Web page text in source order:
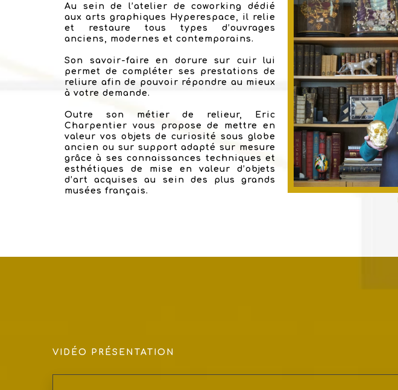
Au sein de l’atelier de coworking dédié
aux arts graphiques Hyperespace, il relie
et restaure tous types d’ouvrages
anciens, modernes et contemporains.
Son savoir-faire en dorure sur cuir lui
permet de compléter ses prestations de
reliure afin de pouvoir répondre au mieux
à votre demande.
Outre son métier de relieur, Eric
Charpentier vous propose de mettre en
valeur vos objets de curiosité sous globe
ancien ou sur support adapté sur mesure
grâce à ses connaissances techniques et
esthétiques de mise en valeur d’objets
d’art acquises au sein des plus grands
musées français.
VIDÉO PRÉSENTATION